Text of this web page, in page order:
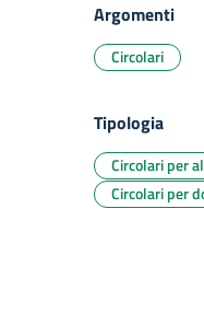
Argomenti
Circolari
Tipologia
Circolari per
Circolari per